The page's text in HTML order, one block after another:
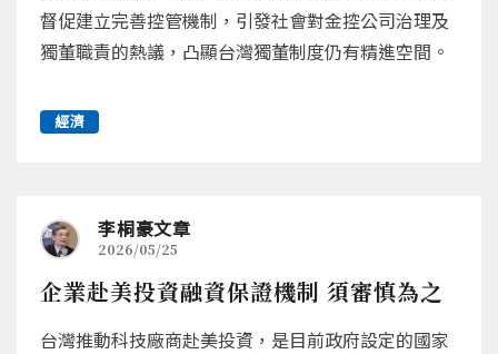
督促建立完善控管機制，引發社會對金控公司治理及
獨董職責的熱議，凸顯台灣獨董制度仍有精進空間。
經濟
李桐豪文章
2026/05/25
企業赴美投資融資保證機制 須審慎為之
台灣推動科技廠商赴美投資，是目前政府設定的國家